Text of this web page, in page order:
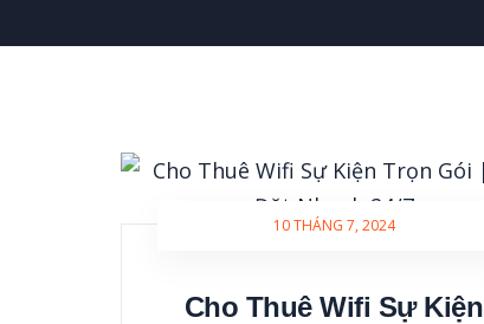
10 THÁNG 7, 2024
Cho Thuê Wifi Sự Kiện